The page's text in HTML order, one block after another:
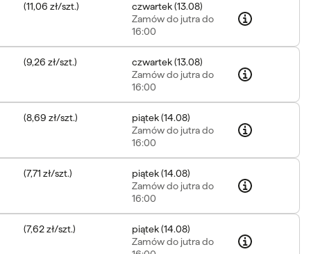
(11,06 zł/szt.) czwartek(13.08)
Zamówdo jutra do
16:00
(9,26 zł/szt.) czwartek(13.08)
Zamówdo jutra do
16:00
(8,69 zł/szt.) piątek(14.08)
Zamówdo jutra do
16:00
(7,71 zł/szt.) piątek(14.08)
Zamówdo jutra do
16:00
(7,62 zł/szt.) piątek(14.08)
Zamówdo jutra do